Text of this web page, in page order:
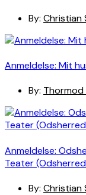
By: Christian
Anmeldelse: Mit
By: Thormod
Anmeldelse:
Teater
By: Christian